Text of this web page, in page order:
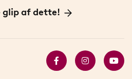
historie
glip af dette!